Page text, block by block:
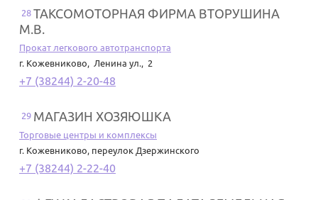
28 ТАКСОМОТОРНАЯ ФИРМА ВТОРУШИНА
М.В.
Прокат легкового автотранспорта
г. Кожевниково, Ленина ул., 2
+7 (38244) 2-20-48
29 МАГАЗИН ХОЗЯЮШКА
Торговые центры и комплексы
г. Кожевниково, переулок Дзержинского
+7 (38244) 2-22-40